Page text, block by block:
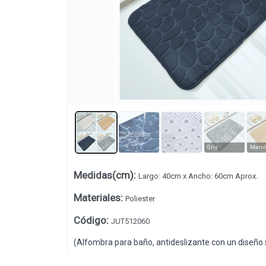
Gris
Medidas(cm): Largo: 40cm x Ancho: 60cm Aprox.
Materiales: Poliester
Código: JUT512060
(Alfombra para baño, antideslizante con un
Lista vacía